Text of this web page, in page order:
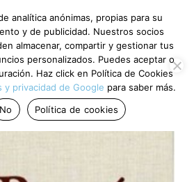
analítica anónimas, propias para su
y de publicidad. Nuestros socios
almacenar, compartir y gestionar tus
personalizados. Puedes aceptar o
Haz click en Política de Cookies
y privacidad de Google para saber más.
No Política de cookies